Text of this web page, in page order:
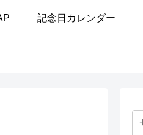
記念日カレンダー